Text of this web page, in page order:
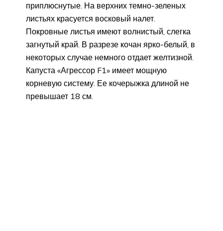
приплюснутые. На верхних темно-зеленых
листьях красуется восковый налет.
Покровные листья имеют волнистый, слегка
загнутый край. В разрезе кочан ярко-белый, в
некоторых случае немного отдает желтизной.
Капуста «Агрессор F1» имеет мощную
корневую систему. Ее кочерыжка длиной не
превышает 18 см.